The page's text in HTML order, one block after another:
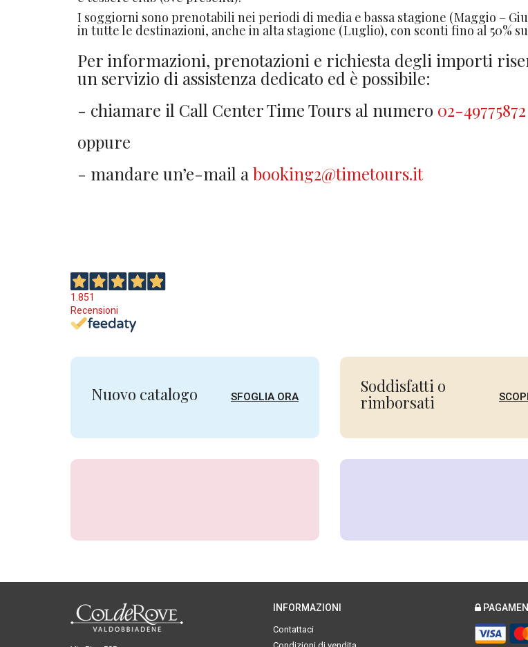
I soggiorni sono prenotabili nei periodi di media e bassa stagione (Maggio –
in tutte le destinazioni, anche in alta stagione (Luglio), con sconti fino al 50%
Per informazioni, prenotazioni e richiesta degli importi
un servizio di assistenza dedicato ed è possibile:
- chiamare il Call Center Time Tours al numero 02-49775872
oppure
- mandare un’e-mail abooking2@timetours.it
1.851
Recensioni
Nuovo catalogo SFOGLIA ORA
Soddisfatti o
rimborsati
INFORMAZIONI
Contattaci